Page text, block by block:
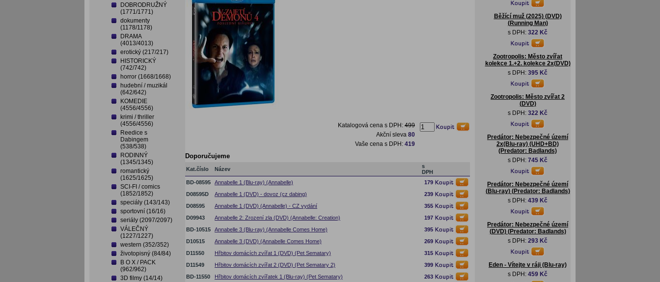
DOBRODRUŽNÝ
(1771/1771)
dokumenty
(1178/1178)
DRAMA
(4013/4013)
erotický (217/217)
HISTORICKÝ
(742/742)
horror (1668/1668)
hudební / muzikál
(642/642)
KOMEDIE
(4556/4556)
krimi / thriller
(4556/4556)
Reedice s
Dabingem
(538/538)
RODINNÝ
(1345/1345)
romantický
(1625/1625)
SCI-FI / comics
(1852/1852)
speciály (143/143)
sportovní (16/16)
seriály (2097/2097)
VÁLEČNÝ
(1227/1227)
western (352/352)
životopisný (84/84)
B O X / PACK
(962/962)
3D filmy (14/14)
Katalogová cena s DPH: 499
Akční sleva 80
Vaše cena s DPH: 419
Doporučujeme
Kat.číslo Název
s
DPH
BD-08595
Annabelle 1 (Blu-ray) (Annabelle)
179
D08595D
Annabelle 1 (DVD) - dovoz (cz dabing)
239
D08595
Annabelle 1 (DVD) (Annabelle) - CZ vydání
355
D09943
Annabelle 2: Zrození zla (DVD) (Annabelle: Creation)
197
BD-10515
Annabelle 3 (Blu-ray) (Annabelle Comes Home)
395
D10515
Annabelle 3 (DVD) (Annabelle Comes Home)
269
D11550
Hřbitov domácích zvířat 1 (DVD) (Pet Sematary)
315
D11549
Hřbitov domácích zvířat 2 (DVD) (Pet Sematary 2)
399
BD-11550
Hřbitov domácích zvířatek 1 (Blu-ray) (Pet Sematary)
263
Běžící muž (2025) (DVD)
(Running Man)
s DPH: 322 Kč
Zootropolis: Město zvířat
kolekce 1.+2. kolekce 2x(DVD)
s DPH: 395 Kč
Zootropolis: Město zvířat 2
(DVD)
s DPH: 322 Kč
Predátor: Nebezpečné území
2x(Blu-ray) (UHD+BD)
(Predator: Badlands)
s DPH: 745 Kč
Predátor: Nebezpečné území
(Blu-ray) (Predator: Badlands)
s DPH: 439 Kč
Predátor: Nebezpečné území
(DVD) (Predator: Badlands)
s DPH: 293 Kč
Eden - Vítejte v ráji (Blu-ray)
s DPH: 459 Kč